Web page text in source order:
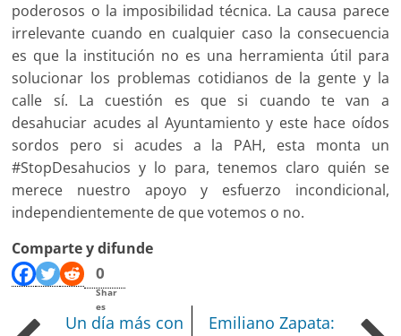
poderosos o la imposibilidad técnica. La causa parece
irrelevante cuando en cualquier caso la consecuencia
es que la institución no es una herramienta útil para
solucionar los problemas cotidianos de la gente y la
calle sí. La cuestión es que si cuando te van a
desahuciar acudes al Ayuntamiento y este hace oídos
sordos pero si acudes a la PAH, esta monta un
#StopDesahucios y lo para, tenemos claro quién se
merece nuestro apoyo y esfuerzo incondicional,
independientemente de que votemos o no.
Comparte y difunde
0
Shar
es
Un día más con
Emiliano Zapata: